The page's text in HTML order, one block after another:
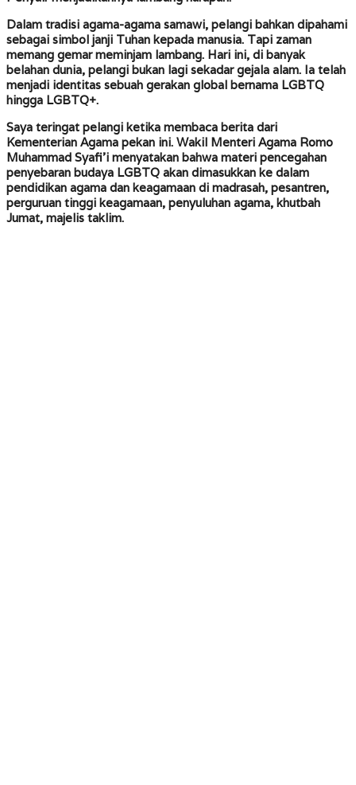
Dalam tradisi agama-agama samawi, pelangi bahkan dipahami
sebagai simbol janji Tuhan kepada manusia. Tapi zaman
memang gemar meminjam lambang. Hari ini, di banyak
belahan dunia, pelangi bukan lagi sekadar gejala alam. Ia telah
menjadi identitas sebuah gerakan global bernama LGBTQ
hingga LGBTQ+.
Saya teringat pelangi ketika membaca berita dari
Kementerian Agama pekan ini. Wakil Menteri Agama Romo
Muhammad Syafi’i menyatakan bahwa materi pencegahan
penyebaran budaya LGBTQ akan dimasukkan ke dalam
pendidikan agama dan keagamaan di madrasah, pesantren,
perguruan tinggi keagamaan, penyuluhan agama, khutbah
Jumat, majelis taklim.